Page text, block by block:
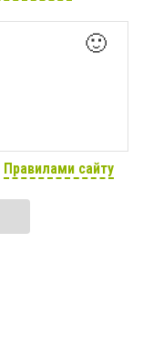
🙂
Правилами сайту